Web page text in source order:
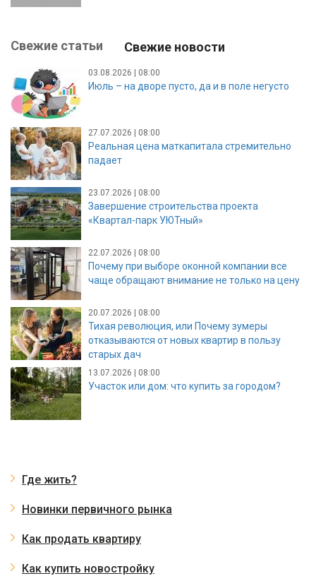
Свежие статьи Свежие новости
03.08.2026 | 08:00
Июль – на дворе пусто, да и в поле негусто
27.07.2026 | 08:00
Реальная цена маткапитала стремительно
падает
23.07.2026 | 08:00
Завершение строительства проекта
«Квартал-парк УЮТный»
22.07.2026 | 08:00
Почему при выборе оконной компании все
чаще обращают внимание не только на цену
20.07.2026 | 08:00
Тихая революция, или Почему зумеры
отказываются от новых квартир в пользу
старых дач
13.07.2026 | 08:00
Участок или дом: что купить за городом?
Где жить?
Новинки первичного рынка
Как продать квартиру
Как купить новостройку